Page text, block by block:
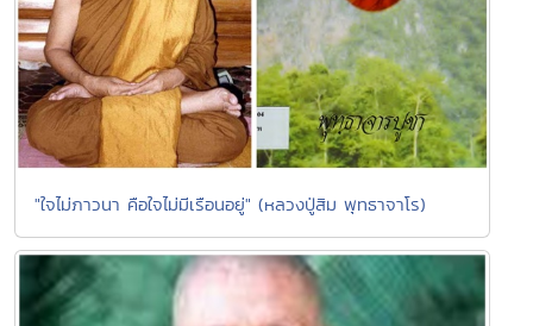
"ใจไม่ภาวนา คือใจไม่มีเรือนอยู่" (หลวงปู่สิม พุทธาจาโร)